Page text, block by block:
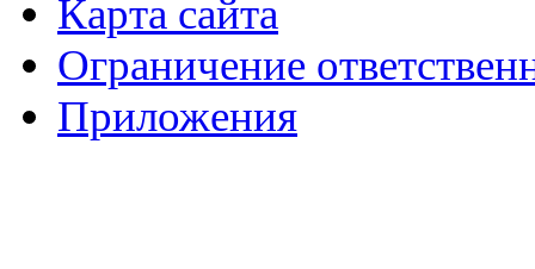
Карта сайта
Ограничение
Приложения